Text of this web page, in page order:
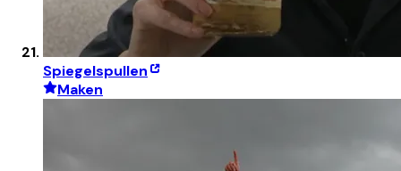
Spiegelspullen
Maken